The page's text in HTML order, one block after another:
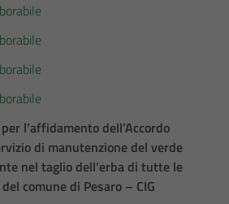
l’affidamento dell’Accordo
di manutenzione del verde
nel taglio dell’erba di tutte le
comune di Pesaro – CIG